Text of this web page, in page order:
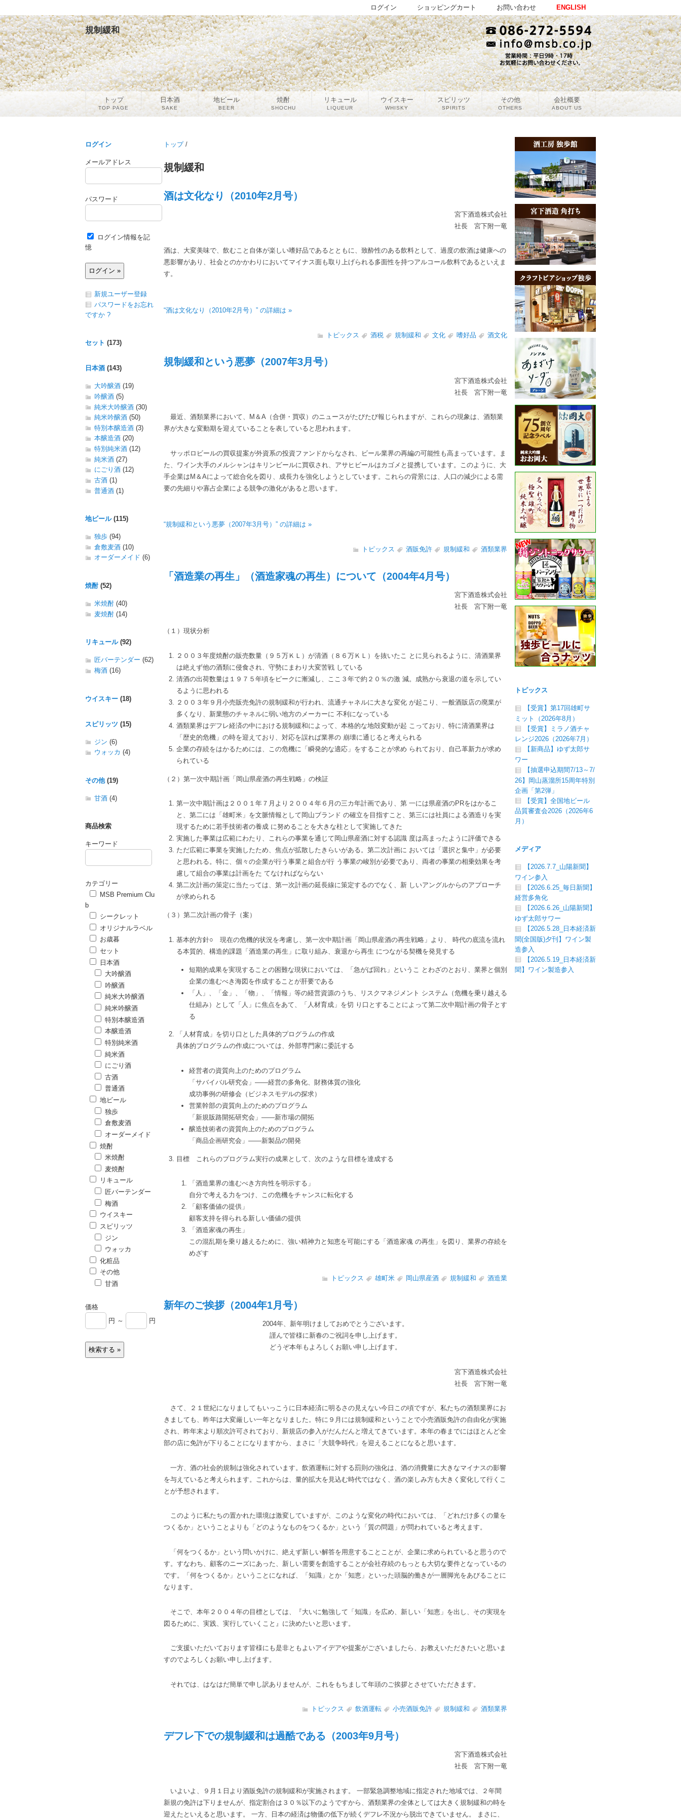
規制緩和
トップ/
規制緩和
酒は文化なり（2010年2月号）
宮下酒造株式会社
社長 宮下附一竜
酒は、大変美味で、飲むこと自体が楽しい嗜好品であるとともに、致酔性のある飲料として、過度の飲酒は健康への
悪影響があり、社会とのかかわりにおいてマイナス面も取り上げられる多面性を持つアルコール飲料であるといえま
す。
“酒は文化なり（2010年2月号）” の詳細は »
トピックス 酒税 規制緩和 文化 嗜好品 酒文化
規制緩和という悪夢（2007年3月号）
宮下酒造株式会社
社長 宮下附一竜
最近、酒類業界において、M＆A（合併・買収）のニュースがたびたび報じられますが、これらの現象は、酒類業
界が大きな変動期を迎えていることを表していると思われます。
サッポロビールの買収提案が外資系の投資ファンドからなされ、ビール業界の再編の可能性も高まっています。ま
た、ワイン大手のメルシャンはキリンビールに買収され、アサヒビールはカゴメと提携しています。このように、大
手企業はM＆Aによって総合化を図り、成長力を強化しようとしています。これらの背景には、人口の減少による需
要の先細りや寡占企業による競争の激化があると思います。
“規制緩和という悪夢（2007年3月号）” の詳細は »
トピックス 酒販免許 規制緩和 酒類業界
「酒造業の再生」（酒造家魂の再生）について（2004年4月号）
宮下酒造株式会社
社長 宮下附一竜
（１）現状分析
２００３年度焼酎の販売数量（９５万ＫＬ）が清酒（８６万ＫＬ）を抜いたこ とに見られるように、清酒業界
は絶えず他の酒類に侵食され、守勢にまわり大変苦戦 している
清酒の出荷数量は１９７５年頃をピークに漸減し、ここ３年で約２０％の激 減。成熟から衰退の道を示してい
るように思われる
２００３年９月小売販売免許の規制緩和が行われ、流通チャネルに大きな変化 が起こり、一般酒販店の廃業が
多くなり、新業態のチャネルに弱い地方のメーカーに 不利になっている
酒類業界はデフレ経済の中における規制緩和によって、本格的な地殻変動が起 こっており、特に清酒業界は
「歴史的危機」の時を迎えており、対応を誤れば業界の 崩壊に通じると考えられる
企業の存続をはかるためには、この危機に「瞬発的な適応」をすることが求め られており、自己革新力が求め
られている
（２）第一次中期計画「岡山県産酒の再生戦略」の検証
第一次中期計画は２００１年７月より２００４年６月の三カ年計画であり、第 一には県産酒のPRをはかるこ
と、第二には「雄町米」を文脈情報として岡山ブランド の確立を目指すこと、第三には社員による酒造りを実
現するために若手技術者の養成 に努めることを大きな柱として実施してきた
実施した事業は広範にわたり、これらの事業を通じて岡山県産酒に対する認識 度は高まったように評価できる
ただ広範に事業を実施したため、焦点が拡散したきらいがある。第二次計画に おいては「選択と集中」が必要
と思われる。特に、個々の企業が行う事業と組合が行 う事業の峻別が必要であり、両者の事業の相乗効果を考
慮して組合の事業は計画をた てなければならない
第二次計画の策定に当たっては、第一次計画の延長線に策定するのでなく、新 しいアングルからのアプローチ
が求められる
（３）第二次計画の骨子（案）
基本的方針○ 現在の危機的状況を考慮し、第一次中期計画「岡山県産酒の再生戦略」より、 時代の底流を流れ
る本質的、構造的課題「酒造業の再生」に取り組み、衰退から再生 につながる契機を発見する
短期的成果を実現することの困難な現状においては、「急がば回れ」というこ とわざのとおり、業界と個別
企業の進むべき海図を作成することが肝要である
「人」、「金」、「物」、「情報」等の経営資源のうち、リスクマネジメント システム（危機を乗り越える
仕組み）として「人」に焦点をあて、「人材育成」を切 り口とすることによって第二次中期計画の骨子とす
る
「人材育成」を切り口とした具体的プログラムの作成
具体的プログラムの作成については、外部専門家に委託する
経営者の資質向上のためのプログラム
「サバイバル研究会」――経営の多角化、財務体質の強化
成功事例の研修会（ビジネスモデルの探求）
営業幹部の資質向上のためのプログラム
「新規販路開拓研究会」――新市場の開拓
醸造技術者の資質向上のためのプログラム
「商品企画研究会」――新製品の開発
目標 これらのプログラム実行の成果として、次のような目標を達成する
「酒造業界の進むべき方向性を明示する」
自分で考える力をつけ、この危機をチャンスに転化する
「顧客価値の提供」
顧客支持を得られる新しい価値の提供
「酒造家魂の再生」
この混乱期を乗り越えるために、強い精神力と知恵を可能にする「酒造家魂 の再生」を図り、業界の存続を
めざす
トピックス 雄町米 岡山県産酒 規制緩和 酒造業
新年のご挨拶（2004年1月号）
2004年、新年明けましておめでとうございます。
謹んで皆様に新春のご祝詞を申し上げます。
どうぞ本年もよろしくお願い申し上げます。
宮下酒造株式会社
社長 宮下附一竜
さて、２１世紀になりましてもいっこうに日本経済に明るさの見えない今日この頃ですが、私たちの酒類業界にお
きましても、昨年は大変厳しい一年となりました。特に９月には規制緩和ということで小売酒販免許の自由化が実施
され、昨年末より順次許可されており、新規店の参入がだんだんと増えてきています。本年の春までにはほとんど全
部の店に免許が下りることになりますから、まさに「大競争時代」を迎えることになると思います。
一方、酒の社会的規制は強化されています。飲酒運転に対する罰則の強化は、酒の消費量に大きなマイナスの影響
を与えていると考えられます。これからは、量的拡大を見込む時代ではなく、酒の楽しみ方も大きく変化して行くこ
とが予想されます。
このように私たちの置かれた環境は激変していますが、このような変化の時代においては、「どれだけ多くの量を
つくるか」ということよりも「どのようなものをつくるか」という「質の問題」が問われていると考えます。
「何をつくるか」という問いかけに、絶えず新しい解答を用意することことが、企業に求められていると思うので
す。すなわち、顧客のニーズにあった、新しい需要を創造することが会社存続のもっとも大切な要件となっているの
です。「何をつくるか」ということになれば、「知識」とか「知恵」といった頭脳的働きが一層脚光をあびることに
なります。
そこで、本年２００４年の目標としては、『大いに勉強して「知識」を広め、新しい「知恵」を出し、その実現を
図るために、実践、実行していくこと』に決めたいと思います。
ご支援いただいております皆様にも是非ともよいアイデアや提案がございましたら、お教えいただきたいと思いま
すのでよろしくお願い申し上げます。
それでは、はなはだ簡単で申し訳ありませんが、これをもちまして年頭のご挨拶とさせていただきます。
トピックス 飲酒運転 小売酒販免許 規制緩和 酒類業界
デフレ下での規制緩和は過酷である（2003年9月号）
宮下酒造株式会社
社長 宮下附一竜
いよいよ、９月１日より酒販免許の規制緩和が実施されます。 一部緊急調整地域に指定された地域では、２年間
新規の免許は下りませんが、指定割合は３０％以下のようですから、酒類業界の全体としては大きく規制緩和の時を
迎えたといえると思います。 一方、日本の経済は物価の低下が続くデフレ不況から脱出できていません。 まさに、
ログイン
メールアドレス
パスワード
ログイン情報を記
憶
新規ユーザー登録
パスワードをお忘れ
ですか ?
セット (173)
日本酒 (143)
大吟醸酒 (19)
吟醸酒 (5)
純米大吟醸酒 (30)
純米吟醸酒 (50)
特別本醸造酒 (3)
本醸造酒 (20)
特別純米酒 (12)
純米酒 (27)
にごり酒 (12)
古酒 (1)
普通酒 (1)
地ビール(115)
独歩 (94)
倉敷麦酒 (10)
オーダーメイド (6)
焼酎(52)
米焼酎 (40)
麦焼酎 (14)
リキュール(92)
匠バーテンダー (62)
梅酒 (16)
ウイスキー (18)
スピリッツ (15)
ジン (6)
ウォッカ (4)
その他(19)
甘酒 (4)
商品検索
キーワード
カテゴリー
MSB Premium Clu
b
シークレット
オリジナルラベル
お歳暮
セット
日本酒
大吟醸酒
吟醸酒
純米大吟醸酒
純米吟醸酒
特別本醸造酒
本醸造酒
特別純米酒
純米酒
にごり酒
古酒
普通酒
地ビール
独歩
倉敷麦酒
オーダーメイド
焼酎
米焼酎
麦焼酎
リキュール
匠バーテンダー
梅酒
ウイスキー
スピリッツ
ジン
ウォッカ
化粧品
その他
甘酒
価格
円 ～
円
トピックス
【受賞】第17回雄町サ
ミット（2026年8月）
【受賞】ミラノ酒チャ
レンジ2026（2026年7月）
【新商品】ゆず太郎サ
ワー
【抽選申込期間7/13～7/
26】岡山蒸溜所15周年特別
企画「第2弾」
【受賞】全国地ビール
品質審査会2026（2026年6
月）
メディア
【2026.7.7_山陽新聞】
ワイン参入
【2026.6.25_毎日新聞】
経営多角化
【2026.6.26_山陽新聞】
ゆず太郎サワー
【2026.5.28_日本経済新
聞(全国版)夕刊】ワイン製
造参入
【2026.5.19_日本経済新
聞】ワイン製造参入
トップ
TOP PAGE
日本酒
SAKE
地ビール
BEER
焼酎
SHOCHU
リキュール
LIQUEUR
ウイスキー
WHISKY
スピリッツ
SPIRITS
その他
OTHERS
会社概要
ABOUT US
ENGLISH
お問い合わせ
ショッピングカート
ログイン